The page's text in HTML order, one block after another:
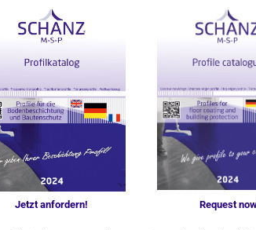
Jetzt anfordern! Request